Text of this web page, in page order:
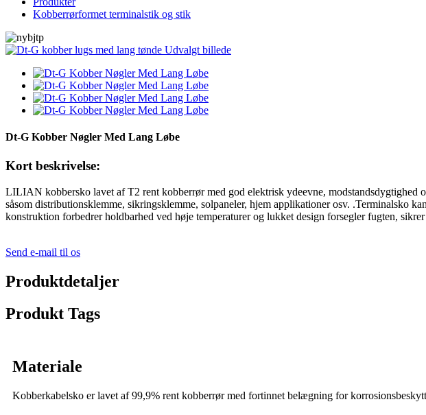
Kobberrørformet terminalstik og stik
Dt-G Kobber Nøgler Med Lang Løbe
Kort beskrivelse:
LILIAN kobbersko lavet af T2 rent kobberrør med god elektrisk ydeevne,
såsom distributionsklemme, sikringsklemme, solpaneler, hjem applikationer osv. .Terminalsko
konstruktion forbedrer holdbarhed ved høje temperaturer og lukket design forsegler fugten,
Send e-mail til os
Produktdetaljer
Produkt Tags
Materiale
Kobberkabelsko er lavet af 99,9% rent kobberrør med fortinnet belægning for